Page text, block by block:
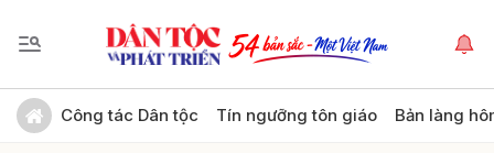
Công tác Dân tộc Tín ngưỡng tôn giáo Bản làng
Gửi bình luận